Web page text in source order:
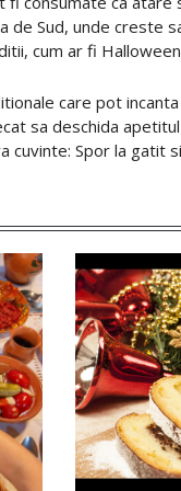
de Sud, unde creste
cum ar fi
care pot
sa deschida
cuvinte: Spor la gatit